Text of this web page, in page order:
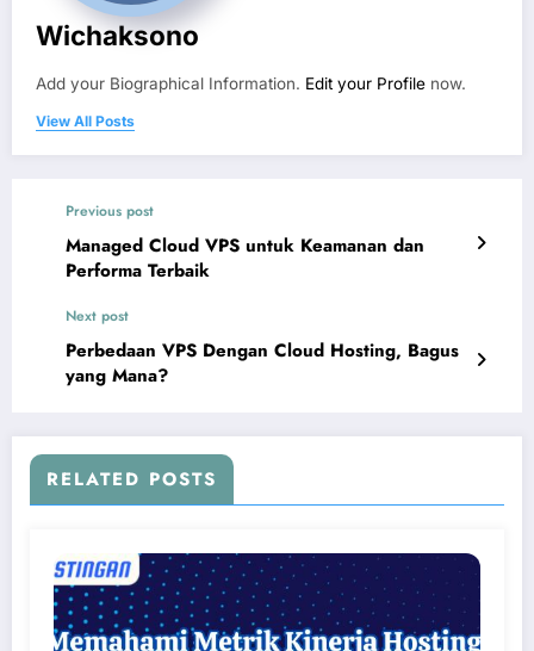
Wichaksono
Add your Biographical Information. Edit your Profile now.
View All Posts
Previous post
Managed Cloud VPS untuk Keamanan dan
Performa Terbaik
Next post
Perbedaan VPS Dengan Cloud Hosting, Bagus
yang Mana?
RELATED POSTS